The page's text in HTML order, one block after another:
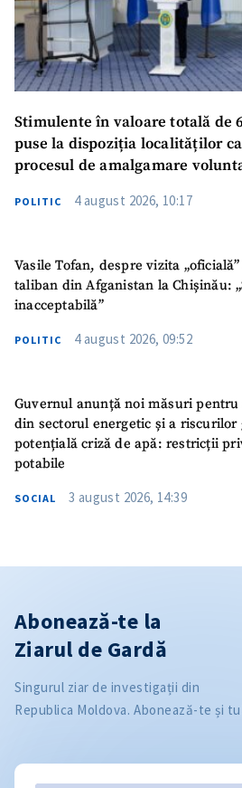
Stimulente în valoare totală de
puse la dispoziția localităților
procesul de amalgamare
POLITIC 4 august 2026, 10:17
Vasile Tofan, despre vizita
taliban din Afganistan la Chișinău:
inacceptabilă”
POLITIC 4 august 2026, 09:52
Guvernul anunță noi măsuri
din sectorul energetic și a riscurilor
potențială criză de apă: restricții
potabile
SOCIAL 3 august 2026, 14:39
Abonează-te la
Ziarul de Gardă
Singurul ziar de investigații din
Republica Moldova. Abonează-te și